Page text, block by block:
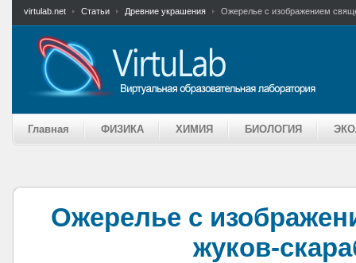
virtulab.net Статьи Древние украшения Ожерелье с изображением
Главная ФИЗИКА ХИМИЯ БИОЛОГИЯ
Ожерелье с
жуков-